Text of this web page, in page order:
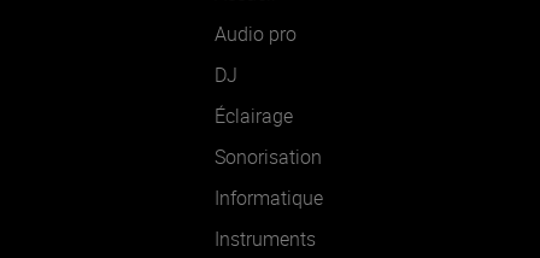
Audio pro
DJ
Éclairage
Sonorisation
Informatique
Instruments